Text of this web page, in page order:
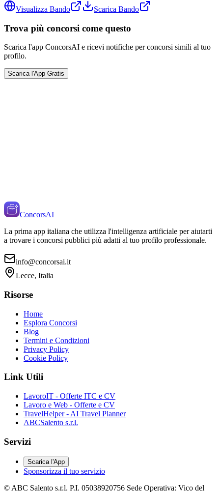
Visualizza Bando
Scarica Bando
Trova più concorsi come questo
Scarica l'app ConcorsAI e ricevi notifiche per concorsi simili al tuo
profilo.
Scarica l'App Gratis
ConcorsAI
La prima app italiana che utilizza l'intelligenza artificiale per aiutarti
a trovare i concorsi pubblici più adatti al tuo profilo professionale.
info@concorsai.it
Lecce, Italia
Risorse
Home
Esplora Concorsi
Blog
Termini e Condizioni
Privacy Policy
Cookie Policy
Link Utili
LavoroIT - Offerte ITC e CV
Lavoro e Web - Offerte e CV
TravelHelper - AI Travel Planner
ABCSalento s.r.l.
Servizi
Scarica l'App
Sponsorizza il tuo servizio
© ABC Salento s.r.l. P.I. 05038920756 Sede Operativa: Vico del